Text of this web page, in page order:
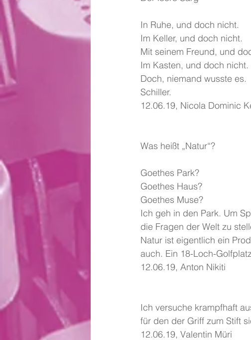
In Ruhe, und doch nicht.
Im Keller, und doch nicht.
Mit seinem Freund, und
Im Kasten, und doch nicht.
Doch, niemand wusste es.
Schiller.
12.06.19, Nicola Dominic
Was heißt „Natur“?
Goethes Park?
Goethes Haus?
Goethes Muse?
Ich geh in den Park. Um
die Fragen der Welt zu
Natur ist eigentlich ein
auch. Ein 18-Loch-
12.06.19, Anton Nikiti
Ich versuche krampfhaft
für den der Griff zum Stift
12.06.19, Valentin Müri